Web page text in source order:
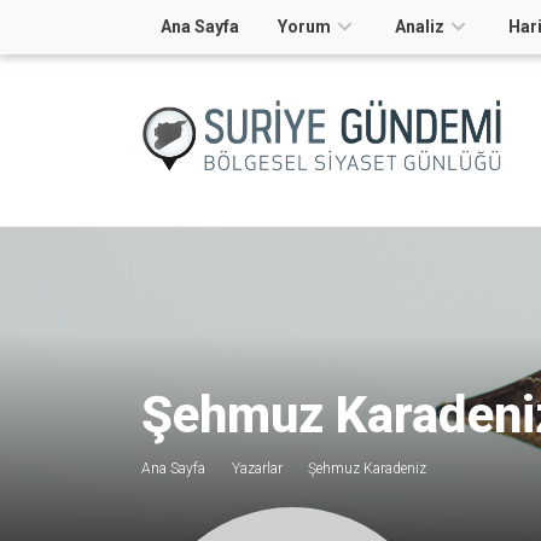
Ana Sayfa Yorum Analiz
Şehmuz
Ana Sayfa Yazarlar Şehmuz Karadeniz